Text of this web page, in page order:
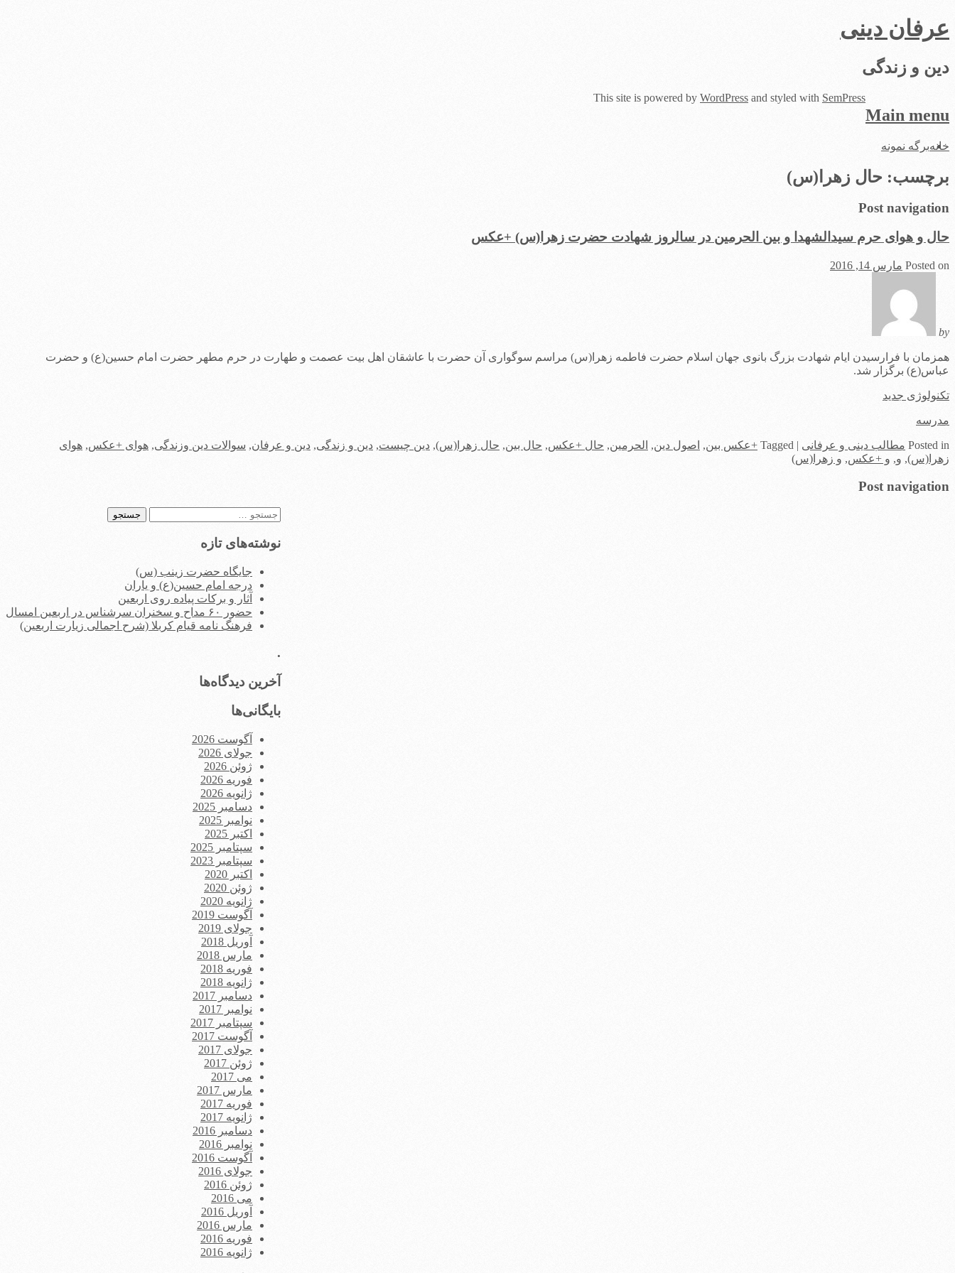
عرفان دینی
دین و زندگی
Main menu
Skip
خانهبرگه نمونه
برچسب: حال زهرا(س)
Post navigation
حال و هوای حرم سیدالشهدا و بین الحرمین در سالروز شهادت حضرت زهرا(س) +عکس
Posted on مارس 14, 2016
by
همزمان با فرارسیدن ایام شهادت بزرگ بانوی جهان اسلام حضرت فاطمه زهرا(س) مراسم سوگواری آن حضرت با عاشقان اهل بیت عصمت و طهارت در حرم مطهر حضرت امام حسین(ع) و حضرت
عباس(ع) برگزار شد.
تکنولوژی جدید
مدرسه
Posted in مطالب دینی و عرفانی |
Tagged +عکس بین, اصول دین, الحرمین, حال +عکس, حال بین, حال زهرا(س), دین چیست, دین و زندگی, دین و عرفان, سوالات دین وزندگی, هوای +عکس, هوای
زهرا(س), و, و +عکس, و زهرا(س)
Post navigation
جستجو
نوشته‌های تازه
جایگاه حضرت زینب (س)
درجه امام حسین(ع) و یاران
آثار و برکات پیاده روی اربعین
حضور ۶۰ مداح و سخنران سرشناس در اربعین امسال
فرهنگ نامه قیام کربلا (شرح اجمالی زیارت اربعین)
.
آخرین دیدگاه‌ها
بایگانی‌ها
آگوست 2026
جولای 2026
ژوئن 2026
فوریه 2026
ژانویه 2026
دسامبر 2025
نوامبر 2025
اکتبر 2025
سپتامبر 2025
سپتامبر 2023
اکتبر 2020
ژوئن 2020
ژانویه 2020
آگوست 2019
جولای 2019
آوریل 2018
مارس 2018
فوریه 2018
ژانویه 2018
دسامبر 2017
نوامبر 2017
سپتامبر 2017
آگوست 2017
جولای 2017
ژوئن 2017
می 2017
مارس 2017
فوریه 2017
ژانویه 2017
دسامبر 2016
نوامبر 2016
آگوست 2016
جولای 2016
ژوئن 2016
می 2016
آوریل 2016
مارس 2016
فوریه 2016
ژانویه 2016
This site is powered by WordPress and styled with SemPress